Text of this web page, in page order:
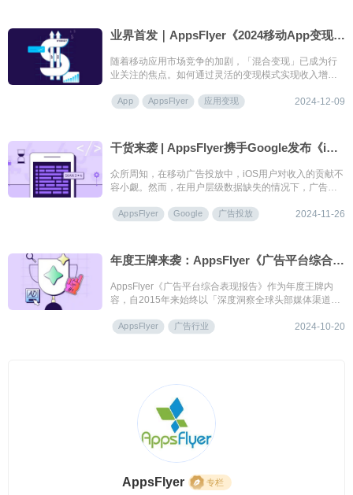
业界首发｜AppsFlyer《2024移动App变现现状报告》为您带来独家洞察
随着移动应用市场竞争的加剧，「混合变现」已成为行
业关注的焦点。如何通过灵活的变现模式实现收入增
者和广告主制定变现策略时需要考虑的关键问题。
App AppsFlyer 应用变现 2024-12-09
干货来袭 | AppsFlyer携手Google发布《iOS广告投放实战手册》
众所周知，在移动广告投放中，iOS用户对收入的贡献不
容小觑。然而，在用户层级数据缺失的情况下，广告主
呢？
AppsFlyer Google 广告投放 2024-11-26
年度王牌来袭：AppsFlyer《广告平台综合表现报告》第17版重磅发布！
AppsFlyer《广告平台综合表现报告》作为年度王牌内
容，自2015年来始终以「深度洞察全球头部媒体渠道表
助力其实现合理分配预算、提升投放表现。
AppsFlyer 广告行业 2024-10-20
AppsFlyer 专栏